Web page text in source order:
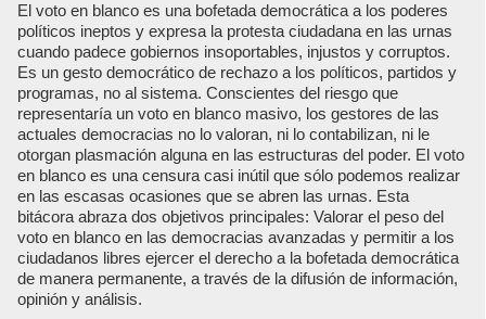
El voto en blanco es una bofetada democrática a los poderes
políticos ineptos y expresa la protesta ciudadana en las urnas
cuando padece gobiernos insoportables, injustos y corruptos.
Es un gesto democrático de rechazo a los políticos, partidos y
programas, no al sistema. Conscientes del riesgo que
representaría un voto en blanco masivo, los gestores de las
actuales democracias no lo valoran, ni lo contabilizan, ni le
otorgan plasmación alguna en las estructuras del poder. El voto
en blanco es una censura casi inútil que sólo podemos realizar
en las escasas ocasiones que se abren las urnas. Esta
bitácora abraza dos objetivos principales: Valorar el peso del
voto en blanco en las democracias avanzadas y permitir a los
ciudadanos libres ejercer el derecho a la bofetada democrática
de manera permanente, a través de la difusión de información,
opinión y análisis.